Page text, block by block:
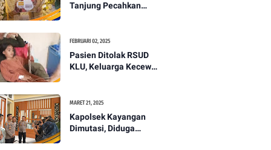
Tanjung Pecahkan
PENANTB
FEBRUARI 02, 2025
Pasien Ditolak RSUD
KLU, Keluarga Kecewa
MARET 21, 2025
Kapolsek Kayangan
Dimutasi, Diduga